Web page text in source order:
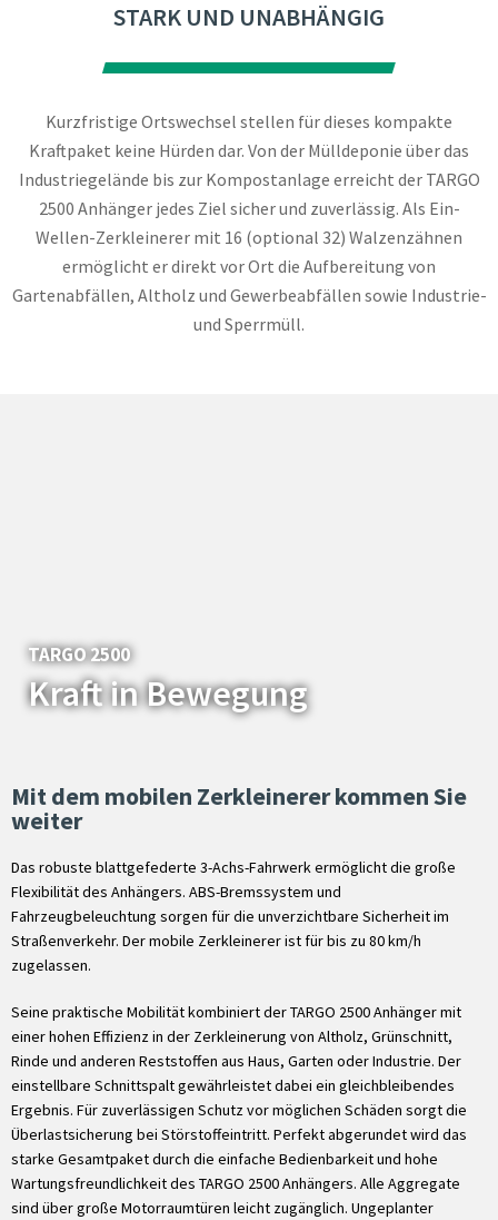
STARK UND UNABHÄNGIG
Kurzfristige Ortswechsel stellen für dieses kompakte
Kraftpaket keine Hürden dar. Von der Mülldeponie über das
Industriegelände bis zur Kompostanlage erreicht der TARGO
2500 Anhänger jedes Ziel sicher und zuverlässig. Als Ein-
Wellen-Zerkleinerer mit 16 (optional 32) Walzenzähnen
ermöglicht er direkt vor Ort die Aufbereitung von
Gartenabfällen, Altholz und Gewerbeabfällen sowie Industrie-
und Sperrmüll.
TARGO 2500
Kraft in Bewegung
Mit dem mobilen Zerkleinerer kommen Sie
weiter
Das robuste blattgefederte 3-Achs-Fahrwerk ermöglicht die große
Flexibilität des Anhängers. ABS-Bremssystem und
Fahrzeugbeleuchtung sorgen für die unverzichtbare Sicherheit im
Straßenverkehr. Der mobile Zerkleinerer ist für bis zu 80 km/h
zugelassen.
Seine praktische Mobilität kombiniert der TARGO 2500 Anhänger mit
einer hohen Effizienz in der Zerkleinerung von Altholz, Grünschnitt,
Rinde und anderen Reststoffen aus Haus, Garten oder Industrie. Der
einstellbare Schnittspalt gewährleistet dabei ein gleichbleibendes
Ergebnis. Für zuverlässigen Schutz vor möglichen Schäden sorgt die
Überlastsicherung bei Störstoffeintritt. Perfekt abgerundet wird das
starke Gesamtpaket durch die einfache Bedienbarkeit und hohe
Wartungsfreundlichkeit des TARGO 2500 Anhängers. Alle Aggregate
sind über große Motorraumtüren leicht zugänglich. Ungeplanter